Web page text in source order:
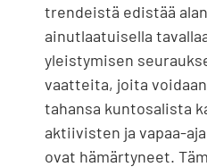
trendeistä edistää
ainutlaatuisella
yleistymisen
vaatteita, joita
tahansa kuntosalista
aktiivisten ja vapaa-
ovat hämärtyneet.